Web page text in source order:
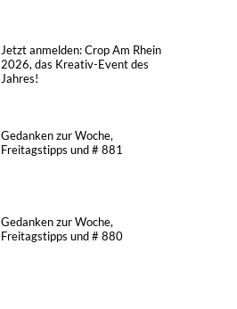
Jetzt anmelden: Crop Am Rhein
2026, das Kreativ-Event des
Jahres!
Gedanken zur Woche,
Freitagstipps und # 881
Gedanken zur Woche,
Freitagstipps und # 880